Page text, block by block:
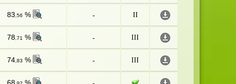
83 ,56 % - II
78,71 % - III
74,83 % - III